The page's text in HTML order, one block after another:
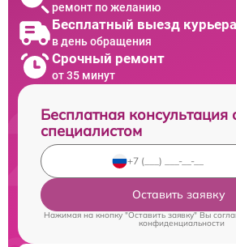
ремонт по желанию
Бесплатный выезд курьера
в день обращения
Срочный ремонт
от 35 минут
Бесплатная консультация
специалистом
Оставить заявку
Нажимая на кнопку "Оставить заявку" Вы
конфиденциальности